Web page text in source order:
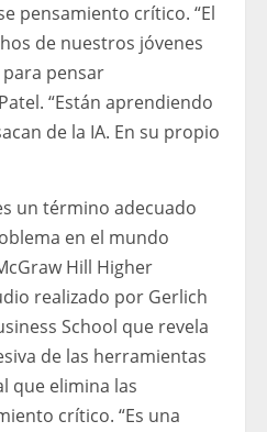
pensamiento crítico. “El
de nuestros jóvenes
pensar
“Están aprendiendo
de la IA. En su propio
un término adecuado
en el mundo
Hill Higher
realizado por Gerlich
School que revela
de las herramientas
que elimina las
crítico. “Es una